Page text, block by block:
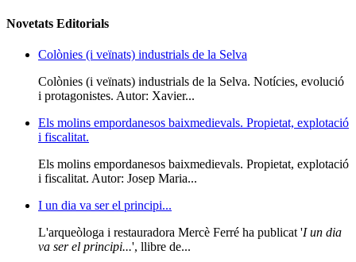
Novetats Editorials
Colònies (i veïnats) industrials de la Selva
Colònies (i veïnats) industrials de la Selva. Notícies, evolució
i protagonistes. Autor: Xavier...
Els molins empordanesos baixmedievals. Propietat, explotació
i fiscalitat.
Els molins empordanesos baixmedievals. Propietat, explotació
i fiscalitat. Autor: Josep Maria...
I un dia va ser el principi...
L'arqueòloga i restauradora Mercè Ferré ha publicat 'I un dia
va ser el principi...', llibre de...